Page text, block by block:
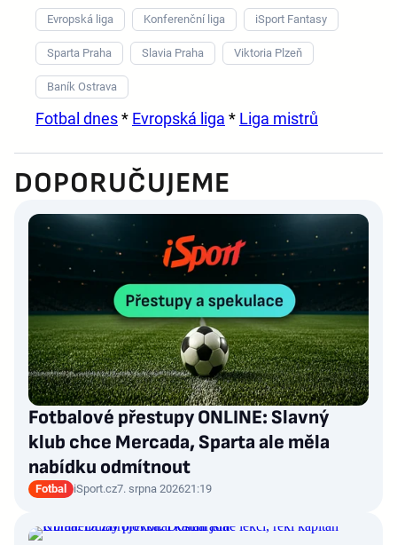
Evropská liga Konferenční liga iSport Fantasy
Sparta Praha Slavia Praha Viktoria Plzeň
Baník Ostrava
Fotbal dnes* Evropská liga * Liga mistrů
DOPORUČUJEME
Fotbalové přestupy ONLINE: Slavný
klub chce Mercada, Sparta ale měla
nabídku odmítnout
Fotbal iSport.cz7. srpna 202621:19